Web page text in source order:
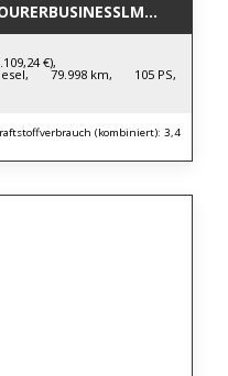
€),
79.998 km, 105 PS,
(kombiniert): 3,4